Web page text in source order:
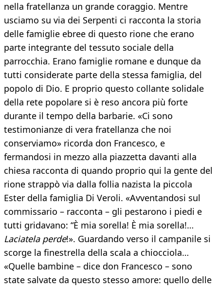
nella fratellanza un grande coraggio. Mentre
usciamo su via dei Serpenti ci racconta la storia
delle famiglie ebree di questo rione che erano
parte integrante del tessuto sociale della
parrocchia. Erano famiglie romane e dunque da
tutti considerate parte della stessa famiglia, del
popolo di Dio. E proprio questo collante solidale
della rete popolare si è reso ancora più forte
durante il tempo della barbarie. «Ci sono
testimonianze di vera fratellanza che noi
conserviamo» ricorda don Francesco, e
fermandosi in mezzo alla piazzetta davanti alla
chiesa racconta di quando proprio qui la gente del
rione strappò via dalla follia nazista la piccola
Ester della famiglia Di Veroli. «Avventandosi sul
commissario – racconta – gli pestarono i piedi e
tutti gridavano: “È mia sorella! È mia sorella!…
Laciatela perde!». Guardando verso il campanile si
scorge la finestrella della scala a chiocciola…
«Quelle bambine – dice don Francesco – sono
state salvate da questo stesso amore: quello delle